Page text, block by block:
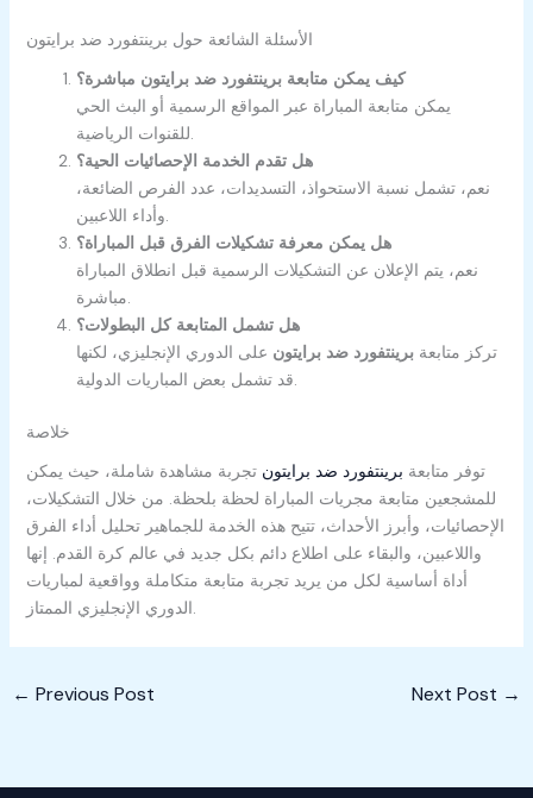
الأسئلة الشائعة حول برينتفورد ضد برايتون
كيف يمكن متابعة برينتفورد ضد برايتون مباشرة؟
يمكن متابعة المباراة عبر المواقع الرسمية أو البث الحي
للقنوات الرياضية.
هل تقدم الخدمة الإحصائيات الحية؟
نعم، تشمل نسبة الاستحواذ، التسديدات، عدد الفرص الضائعة،
وأداء اللاعبين.
هل يمكن معرفة تشكيلات الفرق قبل المباراة؟
نعم، يتم الإعلان عن التشكيلات الرسمية قبل انطلاق المباراة
مباشرة.
هل تشمل المتابعة كل البطولات؟
تركز متابعةبرينتفورد ضد برايتون على الدوري الإنجليزي، لكنها
قد تشمل بعض المباريات الدولية.
خلاصة
توفر متابعة برينتفورد ضد برايتون تجربة مشاهدة شاملة، حيث يمكن
للمشجعين متابعة مجريات المباراة لحظة بلحظة. من خلال التشكيلات،
الإحصائيات، وأبرز الأحداث، تتيح هذه الخدمة للجماهير تحليل أداء الفرق
واللاعبين، والبقاء على اطلاع دائم بكل جديد في عالم كرة القدم. إنها
أداة أساسية لكل من يريد تجربة متابعة متكاملة وواقعية لمباريات
الدوري الإنجليزي الممتاز.
← Previous Post Next Post →